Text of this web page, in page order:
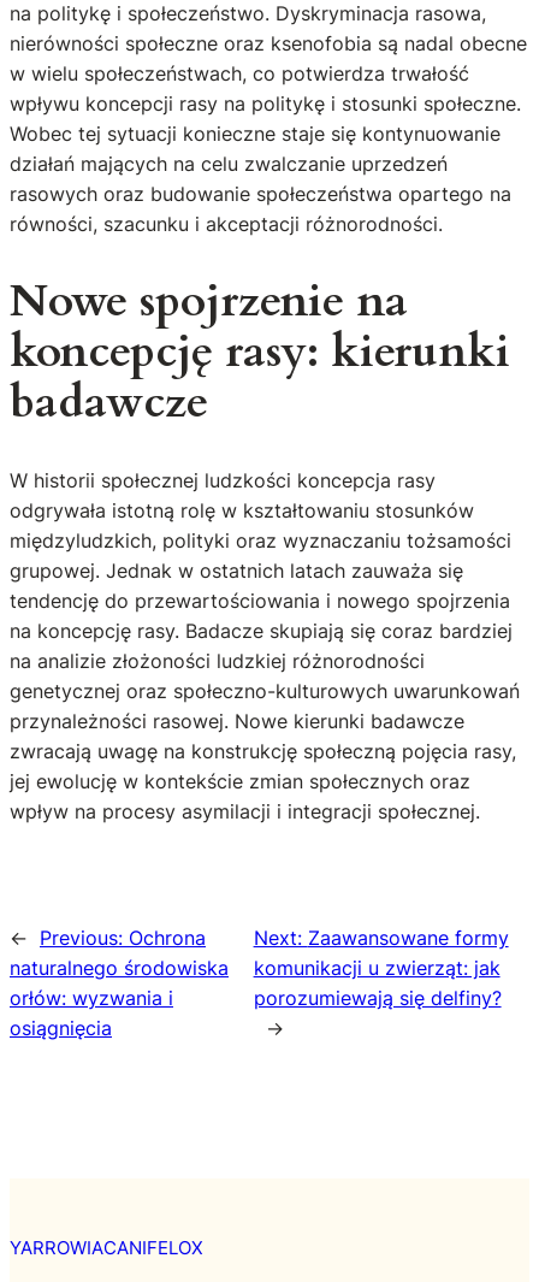
na politykę i społeczeństwo. Dyskryminacja rasowa,
nierówności społeczne oraz ksenofobia są nadal obecne
w wielu społeczeństwach, co potwierdza trwałość
wpływu koncepcji rasy na politykę i stosunki społeczne.
Wobec tej sytuacji konieczne staje się kontynuowanie
działań mających na celu zwalczanie uprzedzeń
rasowych oraz budowanie społeczeństwa opartego na
równości, szacunku i akceptacji różnorodności.
Nowe spojrzenie na
koncepcję rasy: kierunki
badawcze
W historii społecznej ludzkości koncepcja rasy
odgrywała istotną rolę w kształtowaniu stosunków
międzyludzkich, polityki oraz wyznaczaniu tożsamości
grupowej. Jednak w ostatnich latach zauważa się
tendencję do przewartościowania i nowego spojrzenia
na koncepcję rasy. Badacze skupiają się coraz bardziej
na analizie złożoności ludzkiej różnorodności
genetycznej oraz społeczno-kulturowych uwarunkowań
przynależności rasowej. Nowe kierunki badawcze
zwracają uwagę na konstrukcję społeczną pojęcia rasy,
jej ewolucję w kontekście zmian społecznych oraz
wpływ na procesy asymilacji i integracji społecznej.
← Previous: Ochrona
naturalnego środowiska
orłów: wyzwania i
osiągnięcia
Next: Zaawansowane formy
komunikacji u zwierząt: jak
porozumiewają się delfiny?
→
YARROWIACANIFELOX